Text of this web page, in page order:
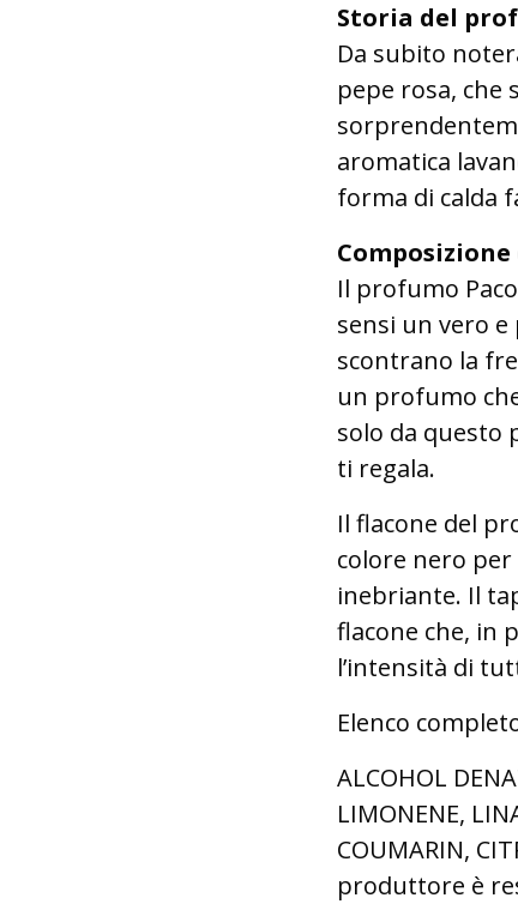
Storia del
Da subito
pepe rosa, che
aromatica
forma di calda
Il profumo
sensi un vero
scontrano la
un profumo
solo da questo
ti regala.
Il flacone del
colore nero
inebriante. Il
flacone che, in
l’intensità di
Elenco
ALCOHOL
LIMONENE,
COUMARIN,
produttore è